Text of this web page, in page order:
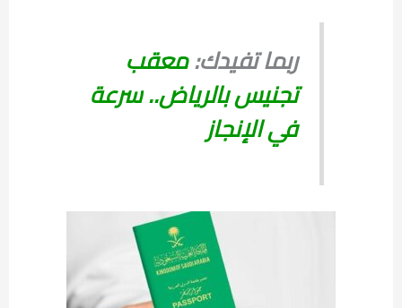
ربما تفيدك:معقب
تجنيس بالرياض.. سرعة
في الإنجاز